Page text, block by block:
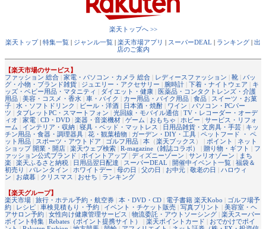
楽天トップへ >>
楽天トップ| 特集一覧 | ジャンル一覧 | 楽天市場アプリ | スーパーDEAL | ランキング | 出
店のご案内
【楽天市場のサービス】
ファッション 総合 | 家電・パソコン・カメラ 総合 | レディースファッション | 靴 | バッ
グ・小物・ブランド雑貨 | ジュエリー・アクセサリー | 腕時計 | 下着・ナイトウェア | キ
ッズ・ベビー用品・マタニティ | ダイエット・健康 | 医薬品・コンタクトレンズ・介護
用品 | 美容・コスメ・香水 | 車・バイク | カー用品・バイク用品 | 食品 | スイーツ・お菓
子 | 水・ソフトドリンク | ビール・洋酒 | 日本酒・焼酎 | ワイン | パソコン・PCパー
ツ | タブレットPC・スマートフォン | 光回線・モバイル通信 | TV・レコーダー・オーデ
ィオ | 家電 | CD・DVD | 楽器・音楽機材 | ゲーム | おもちゃ | ホビー | サービス・リフォ
ーム | インテリア・収納 | 寝具・ベッド・マットレス | 日用品雑貨・文房具・手芸 | キッ
チン用品・食器・調理器具 | 花・観葉植物 | ガーデン・DIY・工具 | ペットフード ・ ペ
ット用品 | スポーツ・アウトドア | ゴルフ用品 | 本 （楽天ブックス ） | ポイント | ネット
ショップ 開業・開店 | 楽天ウェブ検索 | R-magazine（雑誌コラボ） | 贈り物・ギフト | フ
ァッション公式ブランド | ポイントアップ| ディズニーゾーン | サンリオゾーン | まち
楽 | 楽天ふるさと納税 | 日用品翌日配達 | スーパーDEAL | 開催中イベント一覧 | 福袋＆
初売り | バレンタイン | ホワイトデー | 母の日 | 父の日 | お中元 | 敬老の日 | ハロウィ
ン | お歳暮 | クリスマス | おせち | ランキング
【楽天グループ】
楽天市場 | 旅行・ホテル予約・航空券 | 本・DVD・CD | 電子書籍 楽天Kobo | ゴルフ場予
約 | レシピ | 車検見積もり・予約 | イベント・チケット販売 | 写真プリント | 美容室・ヘ
アサロン予約 | 女性向け健康管理サービス | 物流委託・アウトソーシング | 楽天スーパー
ポイント特集 | Rebates（ポイント提携サイト） | 楽天ポイントカード | おでかけでポイ